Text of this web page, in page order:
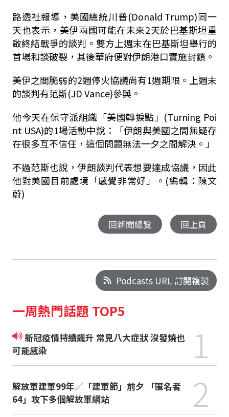
路透社報導，美國總統川普(Donald Trump)同一
天也表示，美伊兩國可能在未來2天於巴基斯坦重
啟終結戰爭的談判。雙方上週末在巴基斯坦舉行的
首場和談破裂，其後華府便對伊朗港口實施封鎖。
美伊之間脆弱的2週停火協議尚有1週期限。上週末
的談判有范斯(JD Vance)參與。
他今天在保守派組織「美國轉捩點」(Turning Poi
nt USA)的1場活動中說：「伊朗與美國之間無疑存
在很多互不信任，這個問題無法一夕之間解決。」
不過范斯也說，伊朗談判代表想要達成協議，因此
他對美國目前處境「感覺非常好」。(編輯：陳文
蔚)
回新聞總覽 回上頁
Podcasts URL 訂閱複製
一周熱門話題 TOP5
新冠疫情持續飆升 常見八大症狀 沒發燒也
可能感染
1
解放軍建軍99年／「建軍節」前夕 「匿名者
64」攻下多個解放軍網站
2